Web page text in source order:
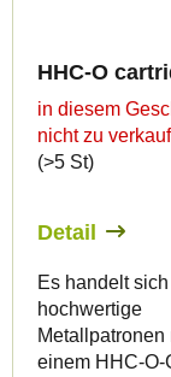
HHC-O
in diesem
nicht zu
(>5 St)
Detail
Es handelt
hochwertige
Metallpatronen
einem HHC-O-